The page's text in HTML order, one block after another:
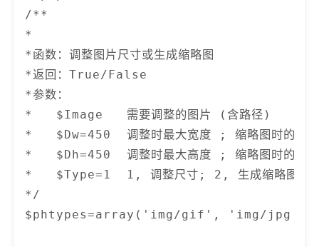
/**
*
*函数：调整图片尺寸或生成缩略图
*返回：True/False
*参数：
*   $Image   需要调整的图片 (含路径)
*   $Dw=450  调整时最大宽度 ; 缩略图时的绝
*   $Dh=450  调整时最大高度 ; 缩略图时的绝
*   $Type=1  1, 调整尺寸; 2, 生成缩略图
*/
$phtypes=array('img/gif', 'img/